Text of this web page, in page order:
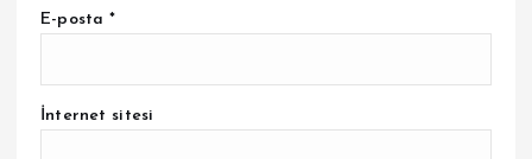
E-posta*
İnternet sitesi